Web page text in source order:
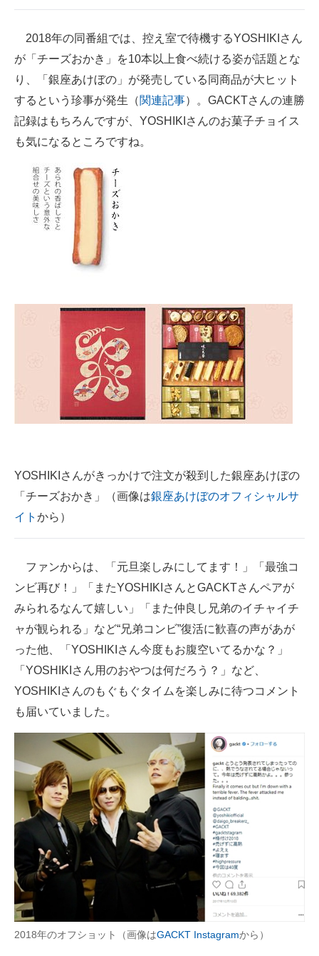
2018年の同番組では、控え室で待機するYOSHIKIさん
が「チーズおかき」を10本以上食べ続ける姿が話題とな
り、「銀座あけぼの」が発売している同商品が大ヒット
するという珍事が発生（関連記事）。GACKTさんの連勝
記録はもちろんですが、YOSHIKIさんのお菓子チョイス
も気になるところですね。
YOSHIKIさんがきっかけで注文が殺到した銀座あけぼの
「チーズおかき」（画像は銀座あけぼのオフィシャルサ
イト から）
ファンからは、「元旦楽しみにしてます！」「最強コ
ンビ再び！」「またYOSHIKIさんとGACKTさんペアが
みられるなんて嬉しい」「また仲良し兄弟のイチャイチ
ャが観られる」など“兄弟コンビ”復活に歓喜の声があが
った他、「YOSHIKIさん今度もお腹空いてるかな？」
「YOSHIKIさん用のおやつは何だろう？」など、
YOSHIKIさんのもぐもぐタイムを楽しみに待つコメント
も届いていました。
2018年のオフショット（画像はGACKT Instagramから）